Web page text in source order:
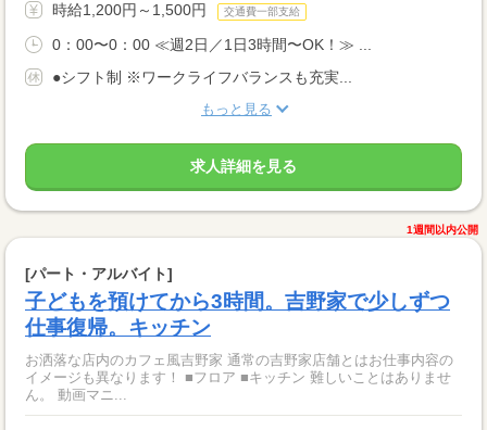
時給1,200円～1,500円 交通費一部支給
0：00〜0：00 ≪週2日／1日3時間〜OK！≫ ...
●シフト制 ※ワークライフバランスも充実...
もっと見る
求人詳細を見る
1週間以内公開
[パート・アルバイト]
子どもを預けてから3時間。吉野家で少しずつ
仕事復帰。キッチン
お洒落な店内のカフェ風吉野家 通常の吉野家店舗とはお仕事内容の
イメージも異なります！ ■フロア ■キッチン 難しいことはありませ
ん。 動画マニ...